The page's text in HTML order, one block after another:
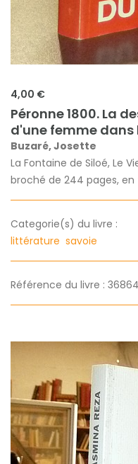
4,00 €
Péronne 1800. La
d'une femme dans
Buzaré, Josette
La Fontaine de Siloé, Le
broché de 244 pages,
Categorie(s) du livre :
littérature savoie
Référence du livre : 36864